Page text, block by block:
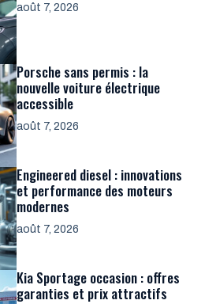
août 7, 2026
Porsche sans permis : la
nouvelle voiture électrique
accessible
août 7, 2026
Engineered diesel : innovations
et performance des moteurs
modernes
août 7, 2026
Kia Sportage occasion : offres
garanties et prix attractifs